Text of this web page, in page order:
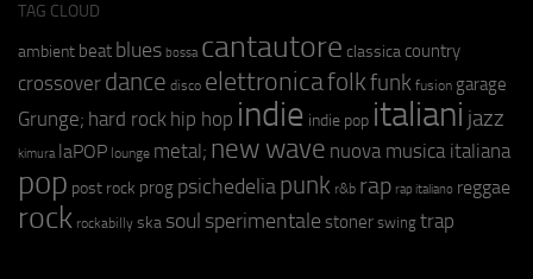
TAG CLOUD
ambient beat blues bossa cantautore classica country
crossover dance disco elettronicafolkfunk fusion garage
Grunge; hard rock hip hop indie indie pop italiani jazz
kimura laPOP lounge metal; new wave nuova musica italiana
pop post rock prog psichedeliapunk r&b rap rap italiano reggae
rock rockabilly ska soul sperimentale stoner swing trap